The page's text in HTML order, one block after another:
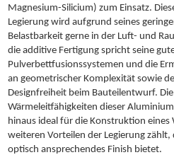
Magnesium-Silicium) zum Einsatz.
Legierung wird aufgrund seines
Belastbarkeit gerne in der Luft- und
die additive Fertigung spricht seine
Pulverbettfusionssystemen und die
an geometrischer Komplexität sowie
Designfreiheit beim Bauteilentwurf.
Wärmeleitfähigkeiten dieser
hinaus ideal für die Konstruktion eines
weiteren Vorteilen der Legierung
optisch ansprechendes Finish bietet.